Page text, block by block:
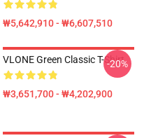
₩5,642,910 - ₩6,607,510
VLONE Green Classic T-Shirt
₩3,651,700 - ₩4,202,900
-20%